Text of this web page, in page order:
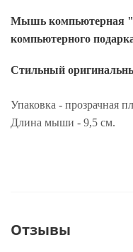
Мышь компьютерная
компьютерного
Стильный
Упаковка - прозрачная
Длина мыши - 9,5 см.
Отзывы